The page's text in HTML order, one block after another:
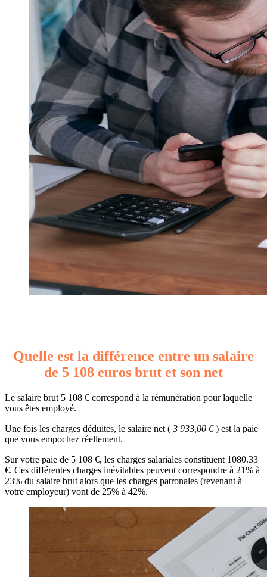
Quelle est la différence entre un salaire
de 5 108 euros brut et son net
Le salaire brut 5 108 € correspond à la rémunération pour laquelle
vous êtes employé.
Une fois les charges déduites, le salaire net ( 3 933,00 €) est la paie
que vous empochez réellement.
Sur votre paie de 5 108 €, les charges salariales constituent 1080.33
€. Ces différentes charges inévitables peuvent correspondre à 21% à
23% du salaire brut alors que les charges patronales (revenant à
votre employeur) vont de 25% à 42%.